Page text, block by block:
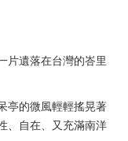
片遺落在台灣的峇里
亭的微風輕輕搖晃著
、自在、又充滿南洋